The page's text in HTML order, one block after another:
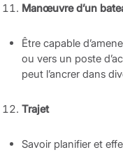
Manœuvre d’un
Être capable
ou vers un poste
peut l’ancrer dans
Trajet
Savoir planifier et